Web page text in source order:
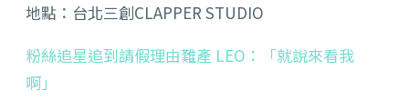
地點：台北三創CLAPPER STUDIO
粉絲追星追到請假理由難產 LEO：「就說來看我
啊」